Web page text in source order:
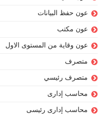
عون حفظ البيانات
عون مكتب
عون وقاية من المستوى الاول
متصرف
متصرف رئيسي
محاسب إدارى
محاسب إدارى رئيسى